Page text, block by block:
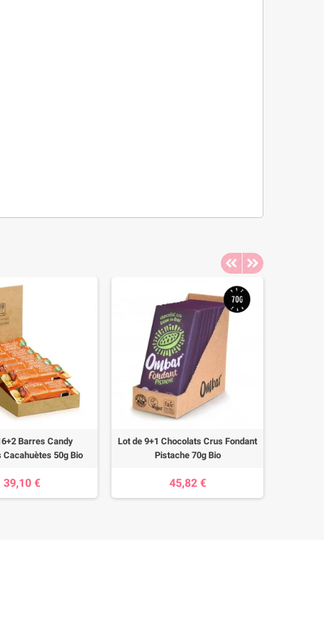
Barres Candy
Cacahuètes 50g Bio
39,10 €
Lot de 9+1 Chocolats Crus Fondant
Pistache 70g Bio
45,82 €